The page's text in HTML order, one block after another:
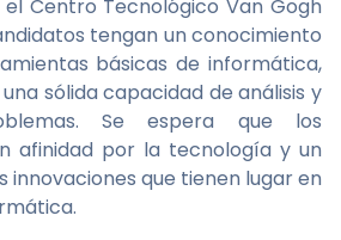
el Centro Tecnológico Van Gogh
tengan un conocimiento
básicas de informática,
sólida capacidad de análisis y
Se espera que los
afinidad por la tecnología y un
innovaciones que tienen lugar en